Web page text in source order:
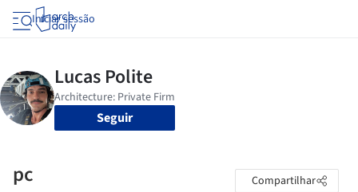
Iniciar sessão
Seguir
pc Compartilhar